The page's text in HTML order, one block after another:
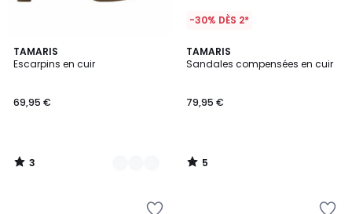
TAMARIS
Escarpins en cuir
69,95 €
3
/
2
Couleurs
3
/
-30% DÈS 2*
TAMARIS
Sandales compensées en cuir
79,95 €
5
/
5
/